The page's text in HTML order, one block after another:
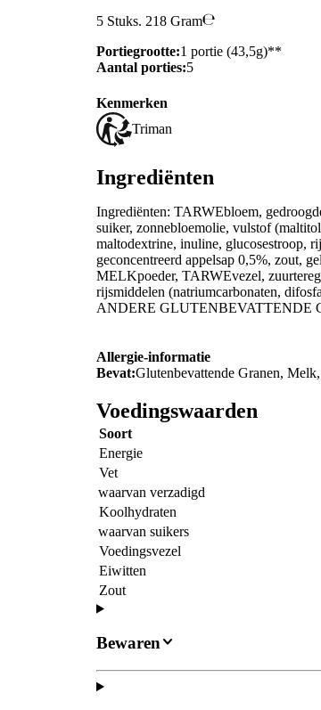
5 Stuks. 218 Gram
Portiegrootte:1 portie (43,5g)**
Aantal porties:5
Kenmerken
Triman
Ingrediënten
Ingrediënten: TARWEbloem,
suiker, zonnebloemolie, vulstof
maltodextrine, inuline, glucosestroop,
geconcentreerd appelsap 0,5%, zout,
MELKpoeder, TARWEvezel,
rijsmiddelen (natriumcarbonaten,
ANDERE GLUTENBEVATTENDE
Allergie-informatie
Bevat:Glutenbevattende Granen,
Voedingswaarden
Soort
Energie
Vet
waarvan verzadigd
Koolhydraten
waarvan suikers
Voedingsvezel
Eiwitten
Zout
Bewaren